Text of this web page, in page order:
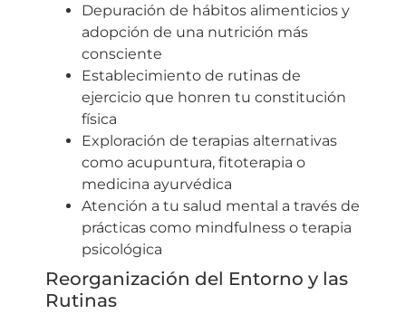
Depuración de hábitos alimenticios y
adopción de una nutrición más
consciente
Establecimiento de rutinas de
ejercicio que honren tu constitución
física
Exploración de terapias alternativas
como acupuntura, fitoterapia o
medicina ayurvédica
Atención a tu salud mental a través de
prácticas como mindfulness o terapia
psicológica
Reorganización del Entorno y las
Rutinas